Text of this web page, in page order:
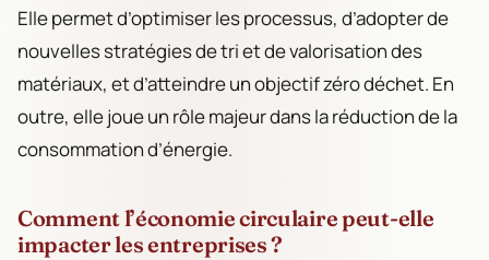
Elle permet d’optimiser les processus, d’adopter de
nouvelles stratégies de tri et de valorisation des
matériaux, et d’atteindre un objectif zéro déchet. En
outre, elle joue un rôle majeur dans la réduction de la
consommation d’énergie.
Comment l’économie circulaire peut-elle
impacter les entreprises ?